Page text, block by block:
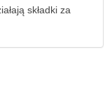
składki za